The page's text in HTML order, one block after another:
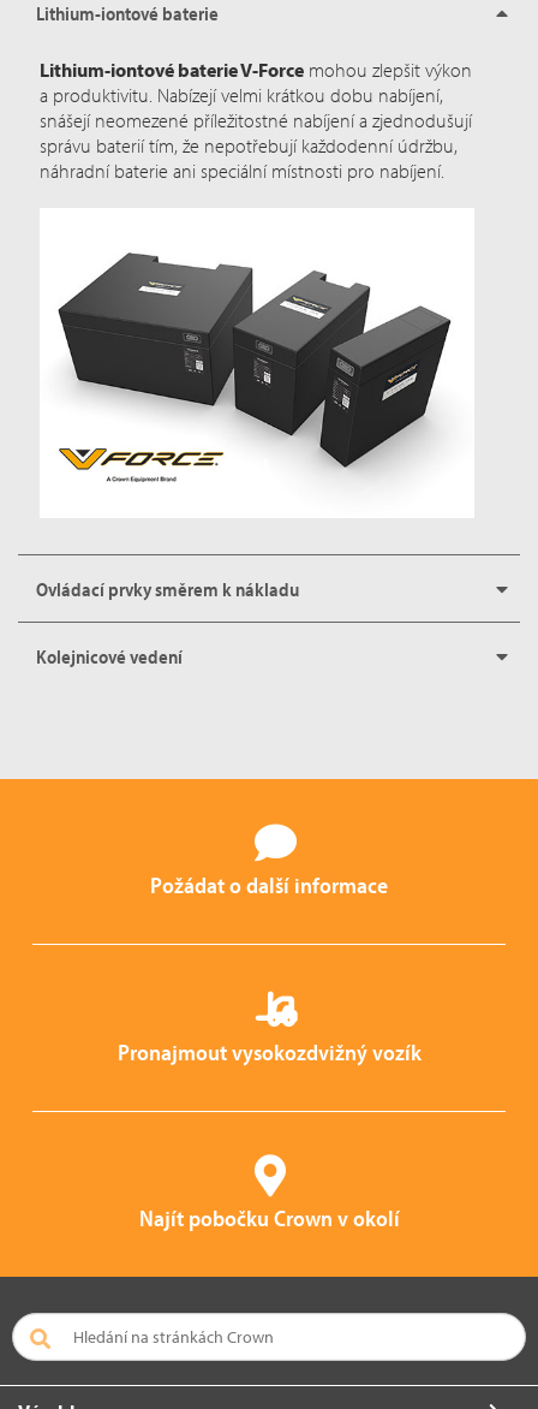
Lithium-iontové baterie
Lithium-iontové baterie V-Force mohou zlepšit výkon
a produktivitu. Nabízejí velmi krátkou dobu nabíjení,
snášejí neomezené příležitostné nabíjení a zjednodušují
správu baterií tím, že nepotřebují každodenní údržbu,
náhradní baterie ani speciální místnosti pro nabíjení.
Ovládací prvky směrem k nákladu
Kolejnicové vedení
Požádat o další informace
Pronajmout vysokozdvižný vozík
Najít pobočku Crown v okolí